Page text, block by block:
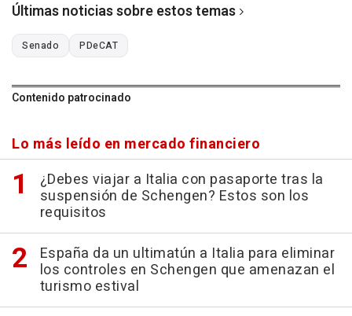
Últimas noticias sobre estos temas
Senado PDeCAT
Contenido patrocinado
Lo más leído en mercado financiero
¿Debes viajar a Italia con pasaporte tras la
suspensión de Schengen? Estos son los
requisitos
España da un ultimatún a Italia para eliminar
los controles en Schengen que amenazan el
turismo estival